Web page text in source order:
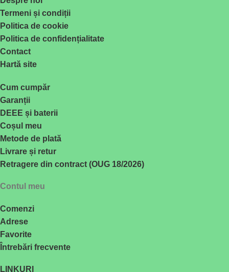
Termeni și condiții
Politica de cookie
Politica de confidențialitate
Contact
Hartă site
Cum cumpăr
Garanții
DEEE și baterii
Coșul meu
Metode de plată
Livrare și retur
Retragere din contract (OUG 18/2026)
Contul meu
Comenzi
Adrese
Favorite
Întrebări frecvente
LINKURI